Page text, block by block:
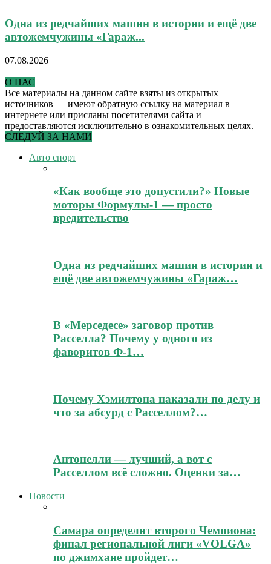
Одна из редчайших машин в истории и ещё две
автожемчужины «Гараж...
07.08.2026
О НАС
Все материалы на данном сайте взяты из открытых
источников — имеют обратную ссылку на материал в
интернете или присланы посетителями сайта и
предоставляются исключительно в ознакомительных целях.
СЛЕДУЙ ЗА НАМИ
Авто спорт
«Как вообще это допустили?» Новые
моторы Формулы-1 — просто
вредительство
Одна из редчайших машин в истории и
ещё две автожемчужины «Гараж…
В «Мерседесе» заговор против
Расселла? Почему у одного из
фаворитов Ф-1…
Почему Хэмилтона наказали по делу и
что за абсурд с Расселлом?…
Антонелли — лучший, а вот с
Расселлом всё сложно. Оценки за…
Новости
Самара определит второго Чемпиона:
финал региональной лиги «VOLGA»
по джимхане пройдет…